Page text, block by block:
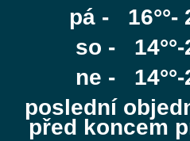
pá - 16°°-
so - 14°°-
ne - 14°°-
poslední
před koncem